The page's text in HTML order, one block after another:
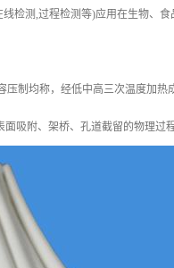
检测,过程检测等)应用在生物、
制均称，经低中高三次温度加
吸附、架桥、孔道截留的物理过